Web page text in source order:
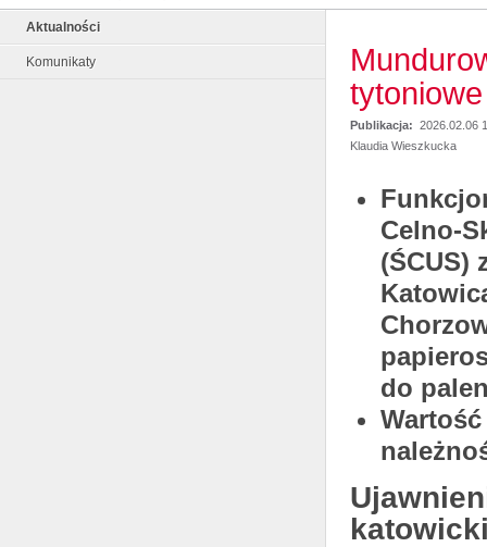
Aktualności
Komunikaty
Publikacja: 2026.02.06
Klaudia Wieszkucka
Celno-
(ŚCUS)
do